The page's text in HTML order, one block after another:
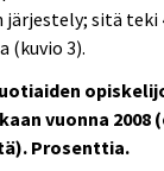
järjestely; sitä
(kuvio 3).
vuonna 2008
Prosenttia.